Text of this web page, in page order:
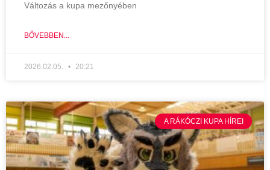
Változás a kupa mezőnyében
BŐVEBBEN...
2026.02.05. 20:21
A RÁKÓCZI KUPA HÍREI